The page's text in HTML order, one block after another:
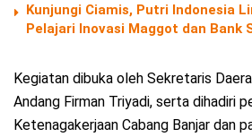
Kunjungi Ciamis, Putri Indonesia
Pelajari Inovasi Maggot dan Bank
Kegiatan dibuka oleh Sekretaris
Andang Firman Triyadi, serta dihadiri
Ketenagakerjaan Cabang Banjar dan